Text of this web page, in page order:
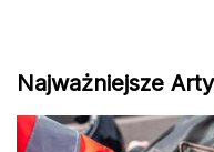
Najważniejsze